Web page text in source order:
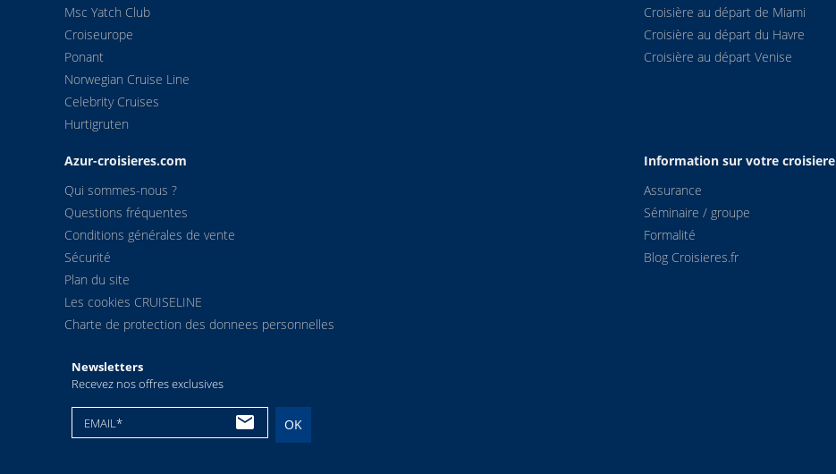
Msc Yatch Club
Croiseurope
Ponant
Norwegian Cruise Line
Celebrity Cruises
Hurtigruten
Croisière au départ de Miami
Croisière au départ du Havre
Croisière au départ Venise
Azur-croisieres.com
Qui sommes-nous ?
Questions fréquentes
Conditions générales de vente
Sécurité
Plan du site
Les cookies CRUISELINE
Charte de protection des donnees personnelles
Information sur votre croisiere
Assurance
Séminaire / groupe
Formalité
Blog Croisieres.fr
Newsletters
Recevez nos offres exclusives
EMAIL* OK